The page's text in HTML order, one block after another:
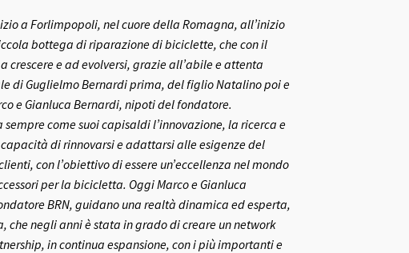
a Forlimpopoli, nel cuore della Romagna, all’inizio
bottega di riparazione di biciclette, che con il
crescere e ad evolversi, grazie all’abile e attenta
di Guglielmo Bernardi prima, del figlio Natalino poi e
e Gianluca Bernardi, nipoti del fondatore.
sempre come suoi capisaldi l’innovazione, la ricerca e
di rinnovarsi e adattarsi alle esigenze del
con l’obiettivo di essere un’eccellenza nel mondo
per la bicicletta. Oggi Marco e Gianluca
BRN, guidano una realtà dinamica ed esperta,
che negli anni è stata in grado di creare un network
in continua espansione, con i più importanti e